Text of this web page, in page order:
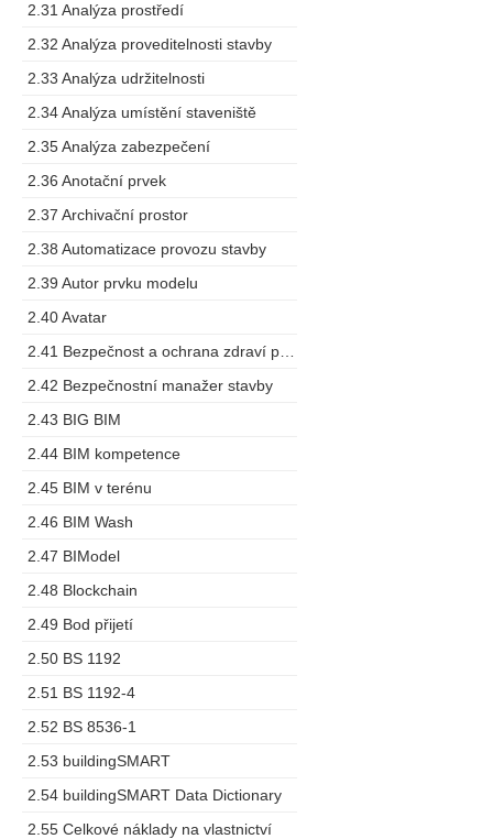
2.31 Analýza prostředí
2.32 Analýza proveditelnosti stavby
2.33 Analýza udržitelnosti
2.34 Analýza umístění staveniště
2.35 Analýza zabezpečení
2.36 Anotační prvek
2.37 Archivační prostor
2.38 Automatizace provozu stavby
2.39 Autor prvku modelu
2.40 Avatar
2.42 Bezpečnostní manažer stavby
2.43 BIG BIM
2.44 BIM kompetence
2.45 BIM v terénu
2.46 BIM Wash
2.47 BIModel
2.48 Blockchain
2.49 Bod přijetí
2.50 BS 1192
2.51 BS 1192-4
2.52 BS 8536-1
2.53 buildingSMART
2.54 buildingSMART Data Dictionary
2.55 Celkové náklady na vlastnictví